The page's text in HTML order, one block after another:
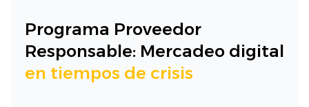
Programa Proveedor
Responsable: Mercadeo digital
en tiempos de crisis